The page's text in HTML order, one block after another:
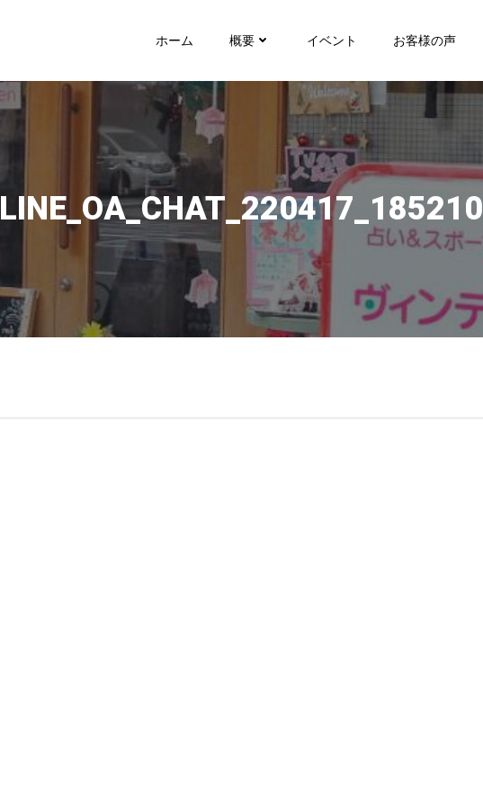
ホーム 概要 イベント お客様の声
LINE_OA_CHAT_220417_185210